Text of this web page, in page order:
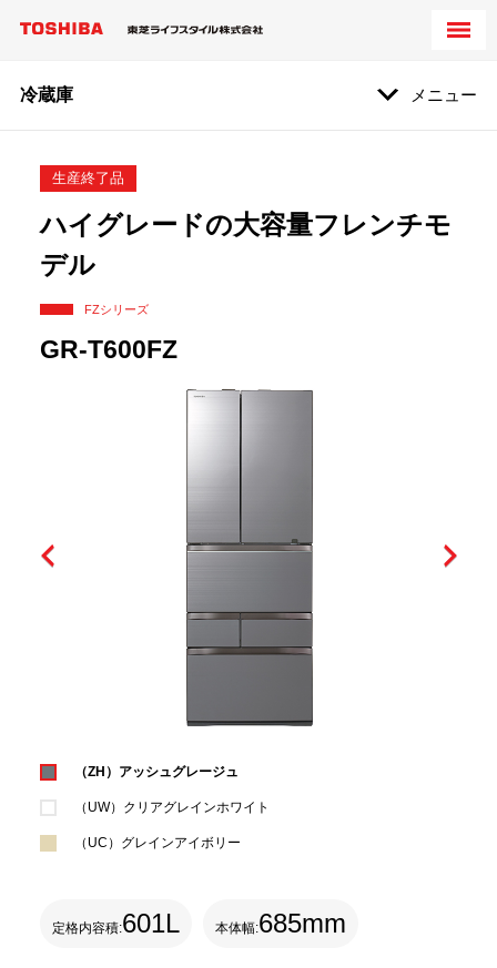
冷蔵庫 メニュー
生産終了品
ハイグレードの大容量フレンチモ
デル
FZシリーズ
GR-T600FZ
（ZH）アッシュグレージュ
（UW）クリアグレインホワイト
（UC）グレインアイボリー
定格内容積:601L 本体幅:685mm